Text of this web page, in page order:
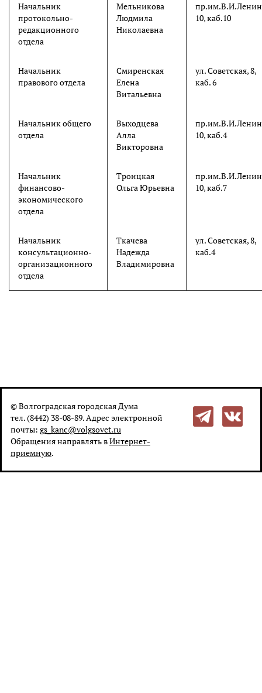
Начальник
протокольно-
редакционного
отдела
Мельникова
Людмила
Николаевна
10, каб.10
Начальник
правового отдела
Смиренская
Елена
Витальевна
ул. Советская, 8,
каб. 6
Начальник общего
отдела
Выходцева
Алла
Викторовна
10, каб.4
Начальник
финансово-
экономического
отдела
Троицкая
Ольга Юрьевна
10, каб.7
Начальник
консультационно-
организационного
отдела
Ткачева
Надежда
Владимировна
ул. Советская, 8,
каб.4
© Волгоградская городская Дума
тел. (8442) 38-08-89. Адрес электронной
почты: gs_kanc@volgsovet.ru
Обращения направлять вИнтернет-
приемную.